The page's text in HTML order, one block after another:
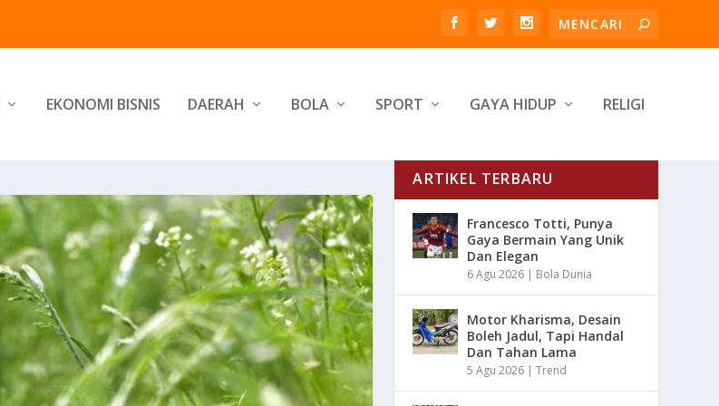
EKONOMI BISNIS DAERAH BOLA SPORT GAYA HIDUP RELIGI
ARTIKEL TERBARU
Francesco Totti, Punya
Gaya Bermain Yang Unik
Dan Elegan
6 Agu 2026 | Bola Dunia
Motor Kharisma, Desain
Boleh Jadul, Tapi Handal
Dan Tahan Lama
5 Agu 2026 |Trend